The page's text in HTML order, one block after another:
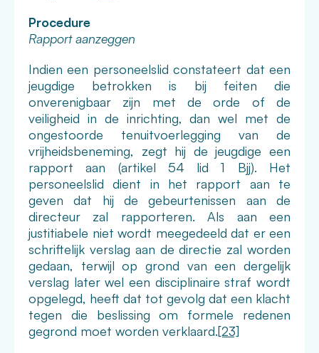
Procedure
Rapport aanzeggen
Indien een personeelslid constateert dat een
jeugdige betrokken is bij feiten die
onverenigbaar zijn met de orde of de
veiligheid in de inrichting, dan wel met de
ongestoorde tenuitvoerlegging van de
vrijheidsbeneming, zegt hij de jeugdige een
rapport aan (artikel 54 lid 1 Bjj). Het
personeelslid dient in het rapport aan te
geven dat hij de gebeurtenissen aan de
directeur zal rapporteren. Als aan een
justitiabele niet wordt meegedeeld dat er een
schriftelijk verslag aan de directie zal worden
gedaan, terwijl op grond van een dergelijk
verslag later wel een disciplinaire straf wordt
opgelegd, heeft dat tot gevolg dat een klacht
tegen die beslissing om formele redenen
gegrond moet worden verklaard.[23]